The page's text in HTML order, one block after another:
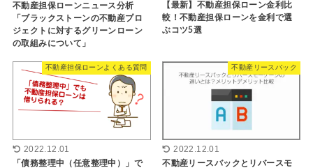
不動産担保ローンニュース分析
「ブラックストーンの不動産プロ
ジェクトに対するグリーンローン
の取組みについて」
【最新】不動産担保ローン金利比
較！不動産担保ローンを金利で選
ぶコツ5選
不動産担保ローンよくある質問
2022.12.01
「債務整理中（任意整理中）」で
不動産リースバック
2022.12.01
不動産リースバックとリバースモ